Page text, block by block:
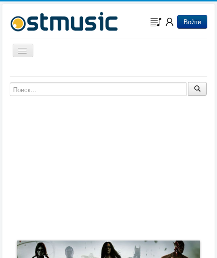
Войти
Включить/выключить навигацию
Музыка из мультфильмов
Музыка из сериалов